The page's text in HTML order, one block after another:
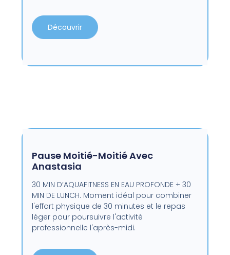
Découvrir
Pause Moitié-Moitié Avec
Anastasia
30 MIN D’AQUAFITNESS EN EAU PROFONDE + 30
MIN DE LUNCH. Moment idéal pour combiner
l'effort physique de 30 minutes et le repas
léger pour poursuivre l'activité
professionnelle l'après-midi.